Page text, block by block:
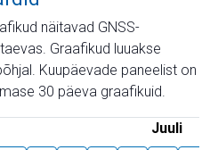
näitavad GNSS-
Graafikud luuakse
Kuupäevade paneelist on
30 päeva graafikuid.
Juuli